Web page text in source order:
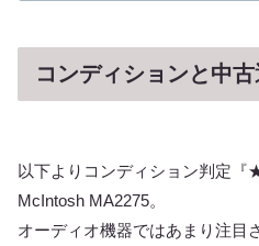
コンディションと中
以下よりコンディション判定
McIntosh MA2275。
オーディオ機器ではあまり注目